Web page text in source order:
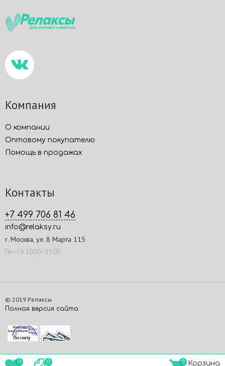
Компания
О компании
Оптовому покупателю
Помощь в продажах
Контакты
+7 499 706 81 46
info@relaksy.ru
г. Москва, ул. 8 Марта 115
Пн—Сб 10:00—19:00
© 2019 Релаксы
Полная версия сайта
0 0 0 Корзина